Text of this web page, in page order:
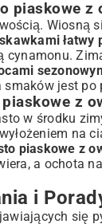
piaskowe z
Wiosną
łatwy
smaków jest po
z
w środku
na
piaskowe z
a ochota
i
się